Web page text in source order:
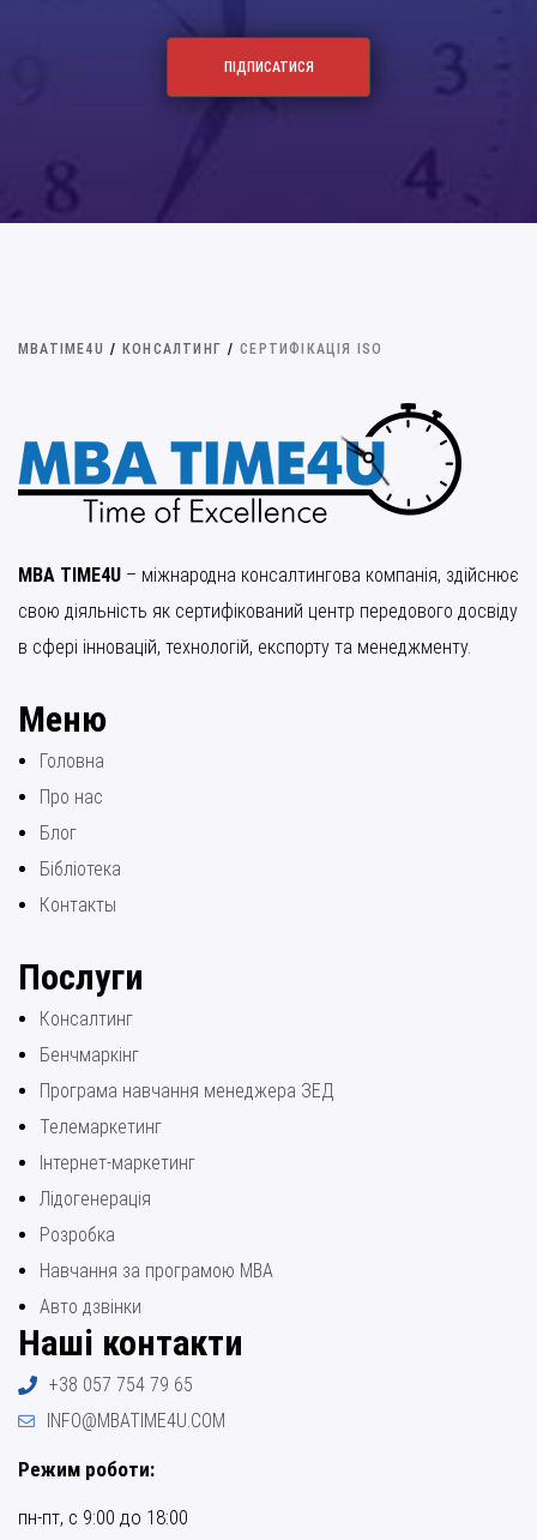
MBATIME4U / КОНСАЛТИНГ / СЕРТИФІКАЦІЯ ISO
MBA TIME4U – міжнародна консалтингова компанія, здійснює
свою діяльність як сертифікований центр передового досвіду
в сфері інновацій, технологій, експорту та менеджменту.
Меню
Головна
Про нас
Блог
Бібліотека
Контакты
Послуги
Консалтинг
Бенчмаркінг
Програма навчання менеджера ЗЕД
Телемаркетинг
Інтернет-маркетинг
Лідогенерація
Розробка
Навчання за програмою МВА
Авто дзвінки
Наші контакти
+38 057 754 79 65
INFO@MBATIME4U.COM
Режим роботи:
пн-пт, с 9:00 до 18:00